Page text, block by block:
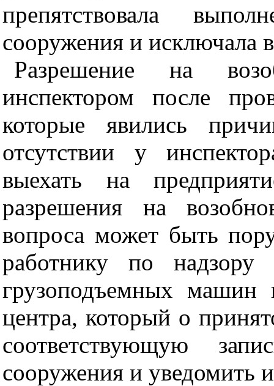
препятствовала
сооружения и исключала
Разрешение на
инспектором после
которые явились
отсутствии у
выехать на
разрешения на
вопроса может быть
работнику по надзору
грузоподъемных машин
центра, который о
соответствующую
сооружения и уведомить